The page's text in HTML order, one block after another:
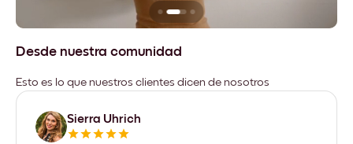
Desde nuestra comunidad
Esto es lo que nuestros clientes dicen de nosotros
Sierra Uhrich